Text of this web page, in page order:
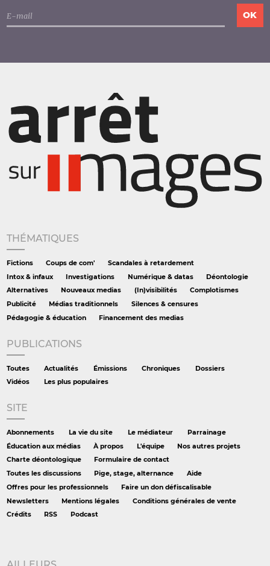
THÉMATIQUES
Fictions Coups de com'
Scandales à retardement
Intox & infaux
Investigations Numérique & datas
Déontologie
Alternatives
Nouveaux medias (In)visibilités
Complotismes
Publicité
Médias traditionnels
Silences & censures
Pédagogie & éducation
Financement des medias
PUBLICATIONS
Toutes Actualités Émissions Chroniques
Dossiers
Vidéos
Les plus populaires
SITE
Abonnements La vie du site Le médiateur
Parrainage
Éducation aux médias
À propos L'équipe
Nos autres projets
Charte déontologique
Formulaire de contact
Toutes les discussions
Pige, stage, alternance
Aide
Offres pour les professionnels
Faire un don défiscalisable
Newsletters
Mentions légales
Conditions générales de vente
Crédits
RSS Podcast